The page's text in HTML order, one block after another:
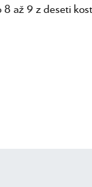
až 9 z deseti